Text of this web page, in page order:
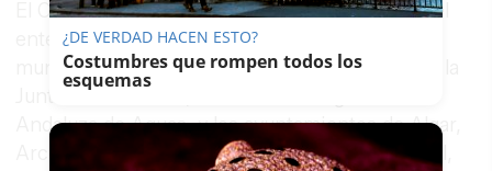
El Consorcio de Aguas de la Zona Gaditana es el
ente encargado del suministro de aguas en 18
municipios de la provincia y está integrado por la
Junta de Andalucía, a través de la Agencia
Andaluza de Aguas, y los ayuntamientos de Algar,
Arcos, Barbate, Cádiz, Chiclana, Chipiona, Conil,
¿DE VERDAD HACEN ESTO?
Costumbres que rompen todos los
esquemas